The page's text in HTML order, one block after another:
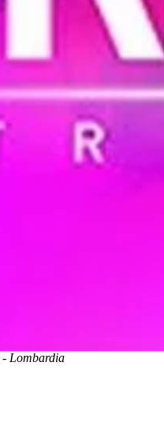
- Lombardia